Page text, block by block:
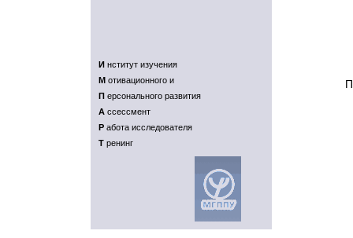
И нститут изучения
M отивационного и
П ерсонального развития
A ссессмент
P абота исследователя
T ренинг